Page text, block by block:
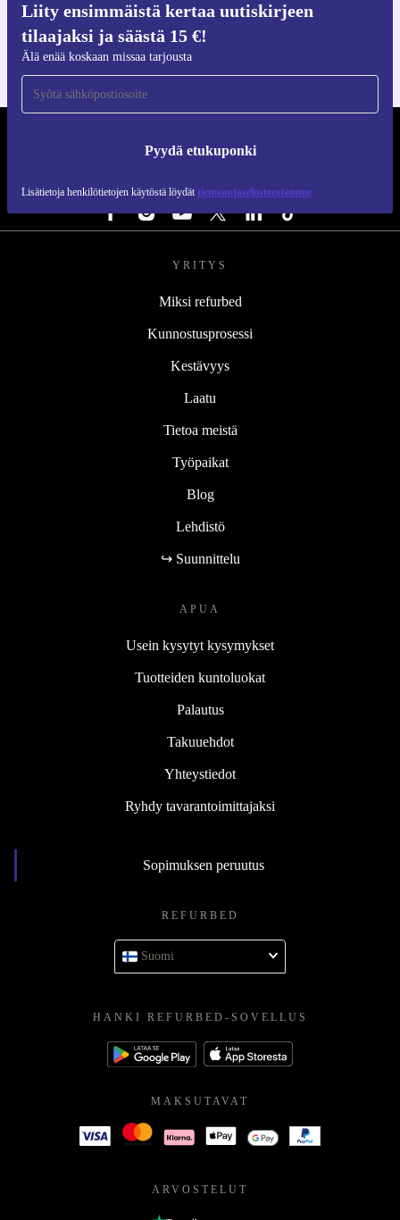
Liity ensimmäistä kertaa uutiskirjeen
tilaajaksi ja säästä 15 €!
Älä enää koskaan missaa tarjousta
Pyydä etukuponki
Lisätietoja henkilötietojen käytöstä löydät tietosuojaselosteestamme
iOS:lle ja Androidille
YRITYS
Miksi refurbed
Kunnostusprosessi
Kestävyys
Laatu
Tietoa meistä
Työpaikat
Blog
Lehdistö
↪ Suunnittelu
APUA
Usein kysytyt kysymykset
Tuotteiden kuntoluokat
Palautus
Takuuehdot
Yhteystiedot
Ryhdy tavarantoimittajaksi
Sopimuksen peruutus
REFURBED
Suomi
HANKI REFURBED-SOVELLUS
MAKSUTAVAT
ARVOSTELUT